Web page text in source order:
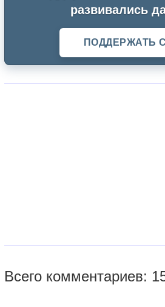
развивались
ПОДДЕРЖАТЬ
Всего комментариев: